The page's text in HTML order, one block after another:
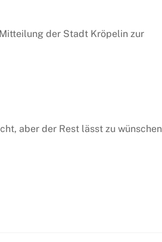
der Stadt Kröpelin zur
aber der Rest lässt zu wünschen